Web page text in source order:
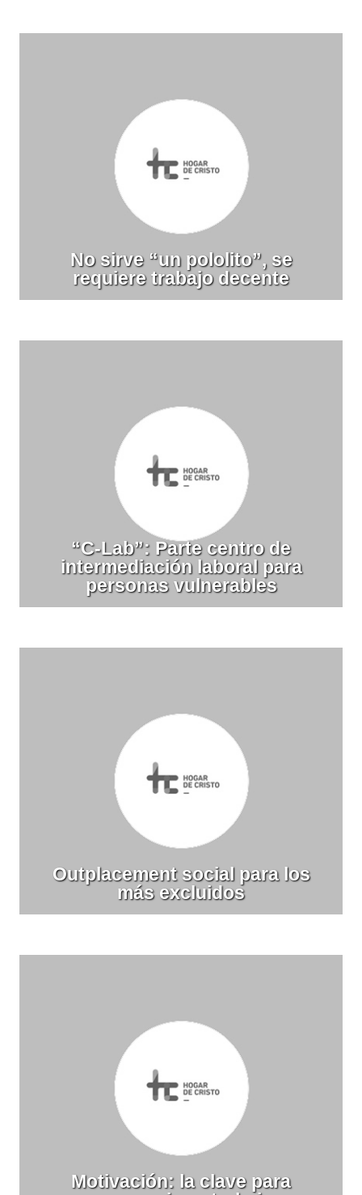
No sirve “un pololito”, se
requiere trabajo decente
“C-Lab”: Parte centro de
intermediación laboral para
personas vulnerables
Outplacement social para los
más excluidos
Motivación: la clave para